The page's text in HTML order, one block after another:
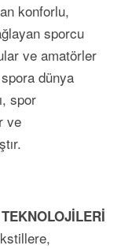
konforlu,
sporcu
ve amatörler
dünya
spor
ve